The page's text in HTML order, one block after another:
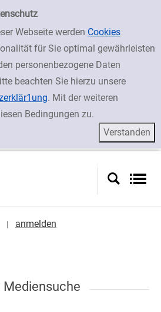
Webseite werden Cookies
für Sie optimal gewährleisten
personenbezogene Daten
beachten Sie hierzu unsere
. Mit der weiteren
Bedingungen zu.
anmelden
Mediensuche